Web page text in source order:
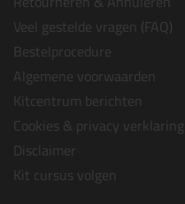
Veel gestelde vragen (FAQ)
Bestelprocedure
Algemene voorwaarden
Kitcentrum berichten
Cookies & privacy verklaring
Disclaimer
Kit cursus volgen